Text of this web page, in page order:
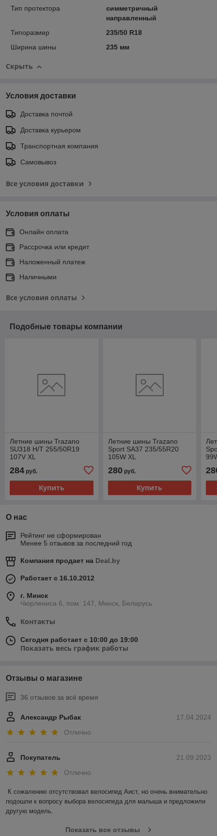
Тип протектора
симметричный
направленный
Типоразмер
235/50 R18
Ширина шины
235 мм
Скрыть
Условия доставки
Доставка почтой
Доставка курьером
Транспортная компания
Самовывоз
Все условия доставки
Условия оплаты
Онлайн оплата
Рассрочка или кредит
Наложенный платеж
Наличными
Все условия оплаты
Подобные товары компании
Летние шины Trazano
SU318 H/T 255/50R19
107V XL
284 руб.
Купить
Летние шины Trazano
Sport SA37 235/55R20
105W XL
280руб.
Купить
О нас
Рейтинг не сформирован
Менее 5 отзывов за последний год
Компания продает на Deal.by
Работает с 16.10.2012
г. Минск
Чюрлениса 6, пом. 147, Минск, Беларусь
Контакты
Сегодня работает с 10:00 до 19:00
Показать весь график работы
Отзывы о магазине
36 отзывов за всё время
17.04.2024
Александр Рыбак
Отлично
21.09.2023
Покупатель
Отлично
К сожалению отсутствовал велосипед Аист, но очень внимательно
подошли к вопросу выбора велосипеда для малыша и предложили
другую модель.
Показать все отзывы